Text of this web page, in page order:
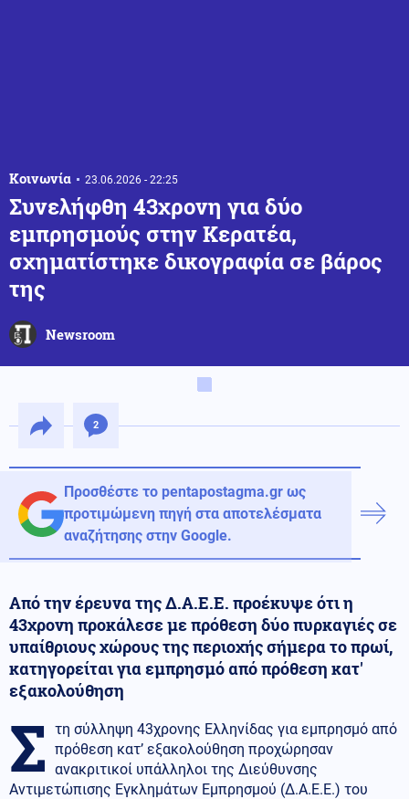
Κοινωνία 23.06.2026 - 22:25
Συνελήφθη 43χρονη για δύο
εμπρησμούς στην Κερατέα,
σχηματίστηκε δικογραφία σε βάρος
της
Newsroom
2
Προσθέστε το pentapostagma.gr ως
προτιμώμενη πηγή στα αποτελέσματα
αναζήτησης στην Google.
Από την έρευνα της Δ.Α.Ε.Ε. προέκυψε ότι η
43χρονη προκάλεσε με πρόθεση δύο πυρκαγιές σε
υπαίθριους χώρους της περιοχής σήμερα το πρωί,
κατηγορείται για εμπρησμό από πρόθεση κατ'
εξακολούθηση
Σ τη σύλληψη 43χρονης Ελληνίδας για εμπρησμό από
πρόθεση κατ’ εξακολούθηση προχώρησαν
ανακριτικοί υπάλληλοι της Διεύθυνσης
Αντιμετώπισης Εγκλημάτων Εμπρησμού (Δ.Α.Ε.Ε.) του